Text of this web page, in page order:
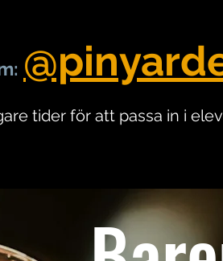
tider för att passa in i